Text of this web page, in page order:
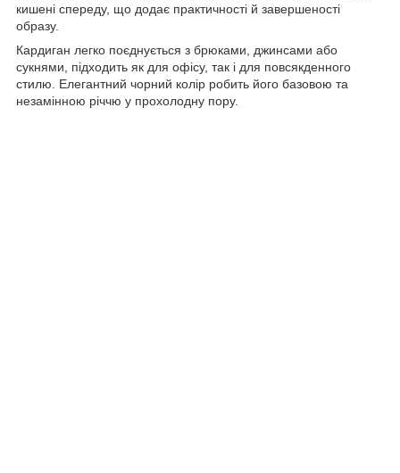
кишені спереду, що додає практичності й завершеності
образу.
Кардиган легко поєднується з брюками, джинсами або
сукнями, підходить як для офісу, так і для повсякденного
стилю. Елегантний чорний колір робить його базовою та
незамінною річчю у прохолодну пору.